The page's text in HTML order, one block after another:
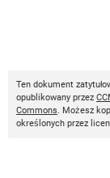
Ten dokument
opublikowany przez
Commons. Możesz
określonych przez